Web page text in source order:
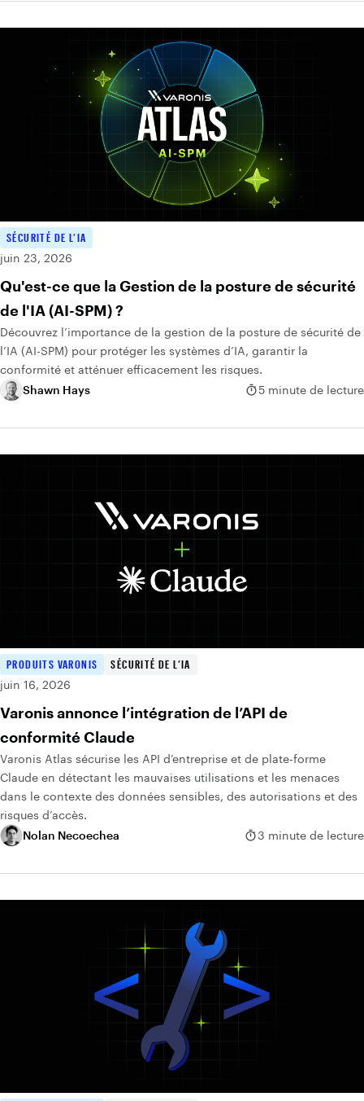
SÉCURITÉ DE L’IA
juin 23, 2026
Qu'est-ce que la Gestion de la posture de sécurité
de l'IA (AI-SPM) ?
Découvrez l’importance de la gestion de la posture de sécurité de
l’IA (AI-SPM) pour protéger les systèmes d’IA, garantir la
conformité et atténuer efficacement les risques.
Shawn Hays
5 minute de lecture
PRODUITS VARONIS
SÉCURITÉ DE L’IA
juin 16, 2026
Varonis annonce l’intégration de l’API de
conformité Claude
Varonis Atlas sécurise les API d’entreprise et de plate-forme
Claude en détectant les mauvaises utilisations et les menaces
dans le contexte des données sensibles, des autorisations et des
risques d’accès.
Nolan Necoechea
3 minute de lecture